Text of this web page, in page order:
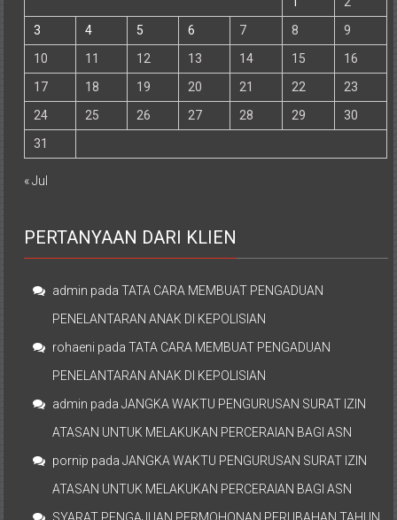
3
4 5 6 7 8
9
10
11 12 13 14 15
16
17
18 19 20 21 22
23
24
25 26 27 28 29
30
31
« Jul
PERTANYAAN DARI KLIEN
admin padaTATA CARA MEMBUAT PENGADUAN
PENELANTARAN ANAK DI KEPOLISIAN
rohaeni padaTATA CARA MEMBUAT PENGADUAN
PENELANTARAN ANAK DI KEPOLISIAN
admin padaJANGKA WAKTU PENGURUSAN SURAT IZIN
ATASAN UNTUK MELAKUKAN PERCERAIAN BAGI ASN
pornip padaJANGKA WAKTU PENGURUSAN SURAT IZIN
ATASAN UNTUK MELAKUKAN PERCERAIAN BAGI ASN